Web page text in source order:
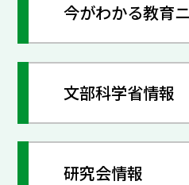
今がわかる教育
文部科学省情報
研究会情報